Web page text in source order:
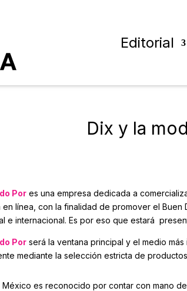
Editorial
Dix y la
Por es una empresa dedicada a
en línea, con la finalidad de promover el
e internacional. Es por eso que estará
Por será la ventana principal y el medio
mediante la selección estricta de
México es reconocido por contar con mano